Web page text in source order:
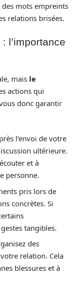
mots empreints
relations brisées.
l’importance
mais le
actions qui
donc garantir
l’envoi de votre
ultérieure.
et à
personne.
pris lors de
concrètes. Si
tangibles.
des
relation. Cela
blessures et à